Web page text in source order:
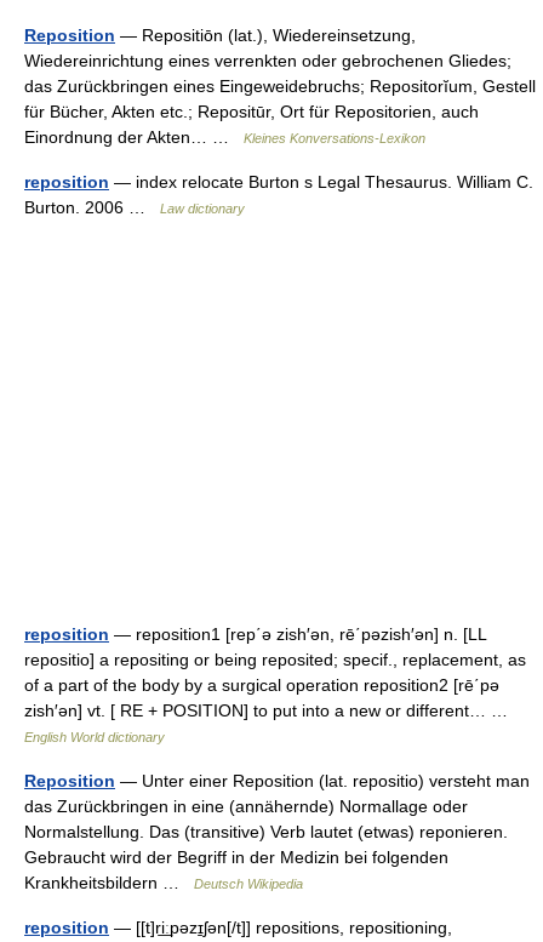
Reposition — Repositiōn (lat.), Wiedereinsetzung,
Wiedereinrichtung eines verrenkten oder gebrochenen Gliedes;
das Zurückbringen eines Eingeweidebruchs; Repositorĭum, Gestell
für Bücher, Akten etc.; Repositūr, Ort für Repositorien, auch
Einordnung der Akten… …
Kleines Konversations-Lexikon
reposition — index relocate Burton s Legal Thesaurus. William C.
Burton. 2006 …
Law dictionary
reposition — reposition1 [rep΄ə zish′ən, rē΄pəzish′ən] n. [LL
repositio] a repositing or being reposited; specif., replacement, as
of a part of the body by a surgical operation reposition2 [rē΄pə
zish′ən] vt. [ RE + POSITION] to put into a new or different… …
English World dictionary
Reposition — Unter einer Reposition (lat. repositio) versteht man
das Zurückbringen in eine (annähernde) Normallage oder
Normalstellung. Das (transitive) Verb lautet (etwas) reponieren.
Gebraucht wird der Begriff in der Medizin bei folgenden
Krankheitsbildern …
Deutsch Wikipedia
reposition — [[t]ri͟ːpəzɪ̱ʃən[/t]] repositions, repositioning,